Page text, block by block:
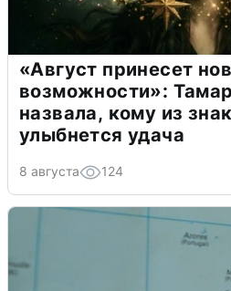
«Август принесет
возможности»:
назвала, кому из
улыбнется удача
8 августа 124